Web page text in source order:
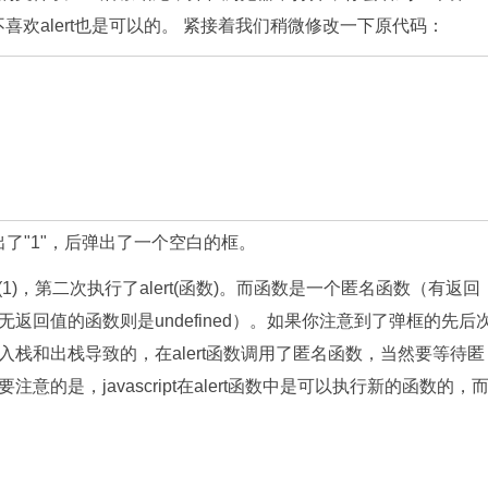
欢alert也是可以的。 紧接着我们稍微修改一下原代码：
"1"，后弹出了一个空白的框。
，第二次执行了alert(函数)。而函数是一个匿名函数（有返回
返回值的函数则是undefined）。如果你注意到了弹框的先后
栈和出栈导致的，在alert函数调用了匿名函数，当然要等待匿
注意的是，javascript在alert函数中是可以执行新的函数的，而